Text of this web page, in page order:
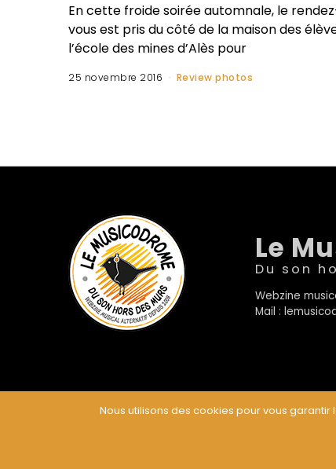
En cette froide soirée automnale, le
vous est pris du côté de la maison des
l’école des mines d’Alès pour
25 novembre 2016 Review photos
Le
Du son
Webzine
Mail :
Nous utilisons des cookies pour vous